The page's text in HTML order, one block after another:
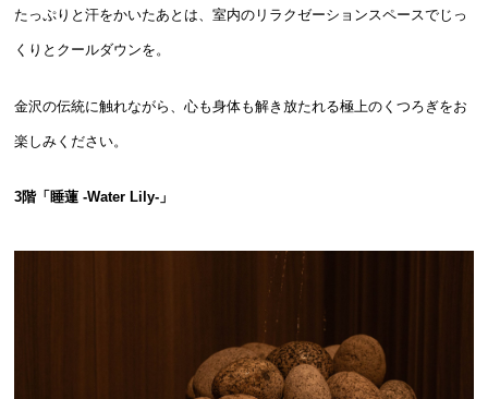
たっぷりと汗をかいたあとは、室内のリラクゼーションスペースでじっ
くりとクールダウンを。
金沢の伝統に触れながら、心も身体も解き放たれる極上のくつろぎをお
楽しみください。
3階「睡蓮 -Water Lily-」